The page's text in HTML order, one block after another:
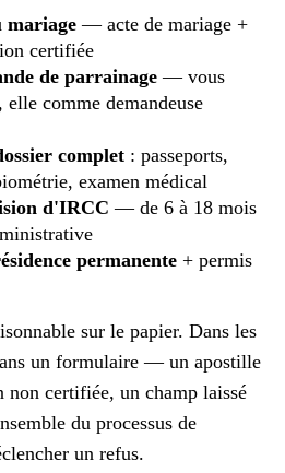
mariage — acte de mariage +
certifiée
de parrainage — vous
comme demandeuse
complet : passeports,
examen médical
d'IRCC — de 6 à 18 mois
permanente + permis
sur le papier. Dans les
un formulaire — un apostille
non certifiée, un champ laissé
du processus de
un refus.